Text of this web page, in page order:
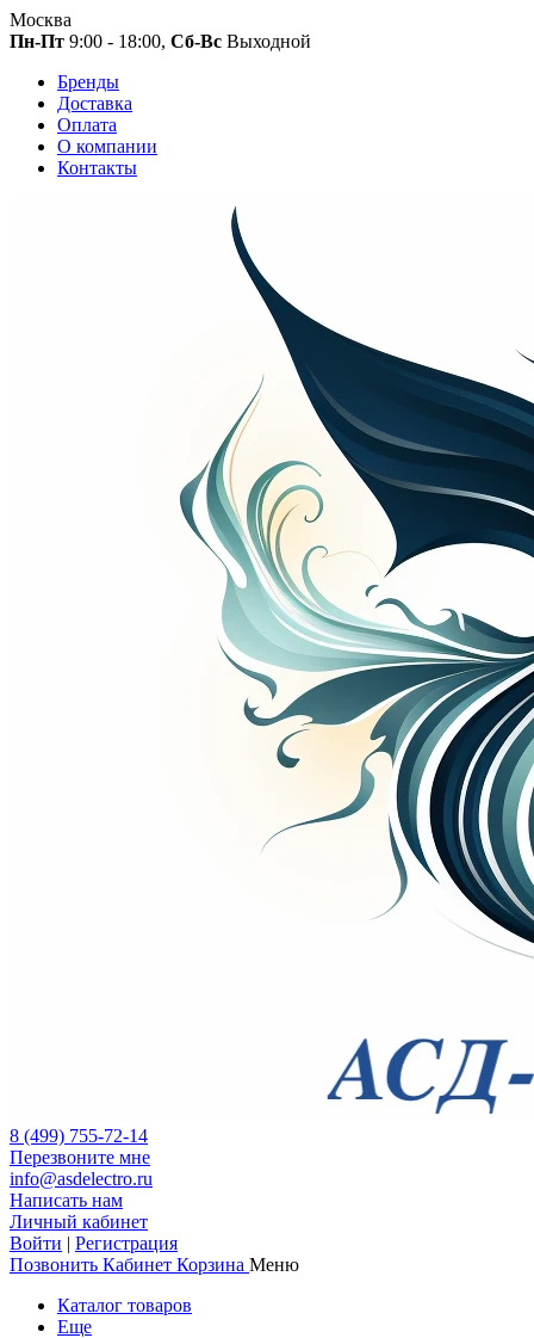
Москва
Пн-Пт 9:00 - 18:00, Сб-Вс Выходной
Бренды
Доставка
Оплата
О компании
Контакты
8 (499) 755-72-14
Перезвоните мне
info@asdelectro.ru
Написать нам
Личный кабинет
Войти | Регистрация
Позвонить Кабинет Корзина Меню
Каталог товаров
Еще